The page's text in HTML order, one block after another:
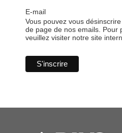
E-mail
Vous pouvez vous
de page de nos emails. Pour
veuillez visiter notre site